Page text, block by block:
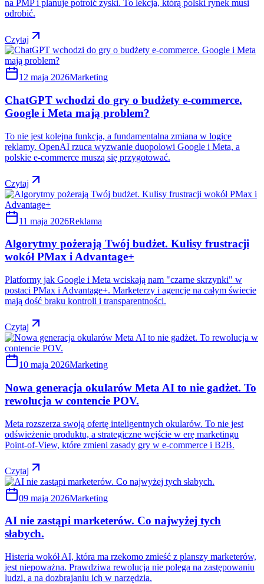
na PMP i planuje potroić zyski. To lekcja, którą polski rynek musi
odrobić.
Czytaj
12 maja 2026Marketing
ChatGPT wchodzi do gry o budżety e-commerce.
Google i Meta mają problem?
To nie jest kolejna funkcja, a fundamentalna zmiana w logice
reklamy. OpenAI rzuca wyzwanie duopolowi Google i Meta, a
polskie e-commerce muszą się przygotować.
Czytaj
11 maja 2026Reklama
Algorytmy pożerają Twój budżet. Kulisy frustracji
wokół PMax i Advantage+
Platformy jak Google i Meta wciskają nam "czarne skrzynki" w
postaci PMax i Advantage+. Marketerzy i agencje na całym świecie
mają dość braku kontroli i transparentności.
Czytaj
10 maja 2026Marketing
Nowa generacja okularów Meta AI to nie gadżet. To
rewolucja w contencie POV.
Meta rozszerza swoją ofertę inteligentnych okularów. To nie jest
odświeżenie produktu, a strategiczne wejście w erę marketingu
Point-of-View, które zmieni zasady gry w e-commerce i B2B.
Czytaj
09 maja 2026Marketing
AI nie zastąpi marketerów. Co najwyżej tych
słabych.
Histeria wokół AI, która ma rzekomo zmieść z planszy marketerów,
jest niepoważna. Prawdziwa rewolucja nie polega na zastępowaniu
ludzi, a na dozbrajaniu ich w narzędzia.